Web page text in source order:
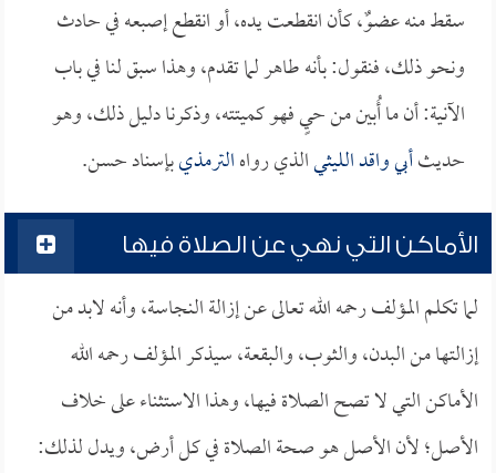
سقط منه عضوٌ، كأن انقطعت يده، أو انقطع إصبعه في حادث
ونحو ذلك، فنقول: بأنه طاهر لما تقدم، وهذا سبق لنا في باب
الآنية: أن ما أُبين من حيٍ فهو كميتته، وذكرنا دليل ذلك، وهو
حديثأبي واقد الليثيالذي رواهالترمذيبإسناد حسن.
الأماكن التي نهي عن الصلاة فيها
لما تكلم المؤلف رحمه الله تعالى عن إزالة النجاسة، وأنه لابد من
إزالتها من البدن، والثوب، والبقعة، سيذكر المؤلف رحمه الله
الأماكن التي لا تصح الصلاة فيها، وهذا الاستثناء على خلاف
الأصل؛ لأن الأصل هو صحة الصلاة في كل أرض، ويدل لذلك: